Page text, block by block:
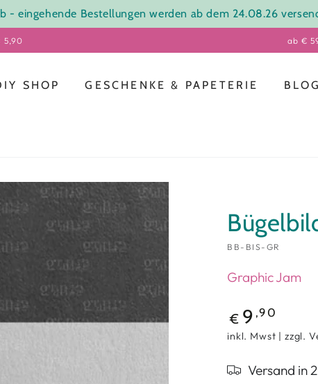
Bestellungen werden ab dem 24.08.26 versendet.
5,90 ab €
SHOP GESCHENKE & PAPETERIE BLOG
BB-BIS-GR
Graphic Jam
Regulärer Preis
€ 9 ,90
inkl. Mwst | zzgl.
Versand in